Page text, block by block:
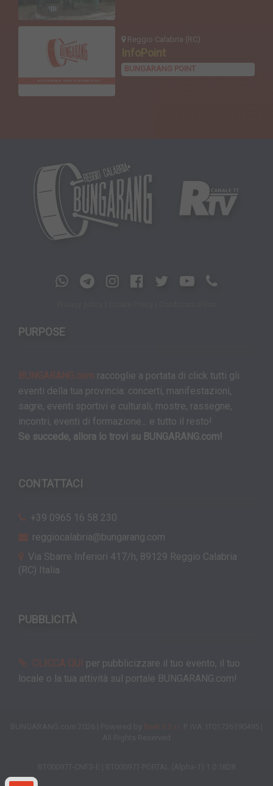
Reggio Calabria (RC)
InfoPoint
BUNGARANG POINT
PURPOSE
BUNGARANG.com raccoglie a portata di click tutti gli
eventi della tua provincia: concerti, manifestazioni,
sagre, eventi sportivi e culturali, mostre, rassegne,
incontri, eventi di formazione... e tutto il resto!
Se succede, allora lo trovi su BUNGARANG.com!
CONTATTACI
+39 0965 16 58 230
reggiocalabria@bungarang.com
Via Sbarre Inferiori 417/h, 89129 Reggio Calabria
(RC) Italia
PUBBLICITÀ
CLICCA QUI per pubblicizzare il tuo evento, il tuo
locale o la tua attività sul portale BUNGARANG.com!
Beet.it S.r.l.